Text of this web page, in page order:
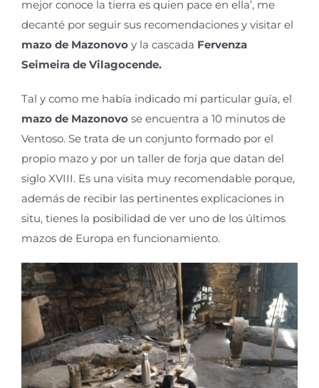
mejor conoce la tierra es quien pace en ella’, me
decanté por seguir sus recomendaciones y visitar el
mazo de Mazonovo y la cascada Fervenza
Seimeira de Vilagocende.
Tal y como me había indicado mi particular guía, el
mazo de Mazonovo se encuentra a 10 minutos de
Ventoso. Se trata de un conjunto formado por el
propio mazo y por un taller de forja que datan del
siglo XVIII. Es una visita muy recomendable porque,
además de recibir las pertinentes explicaciones in
situ, tienes la posibilidad de ver uno de los últimos
mazos de Europa en funcionamiento.